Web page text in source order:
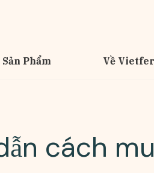
Sản Phẩm Về
cách